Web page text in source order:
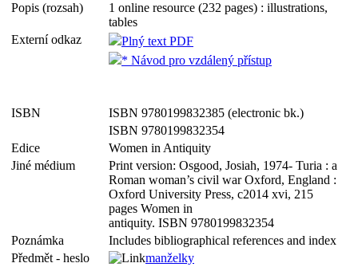
Popis (rozsah)
1 online resource (232 pages) : illustrations,
tables
Externí odkaz
Plný text PDF
* Návod pro vzdálený přístup
ISBN
ISBN 9780199832385 (electronic bk.)
ISBN 9780199832354
Edice
Women in Antiquity
Jiné médium
Print version: Osgood, Josiah, 1974- Turia : a
Roman woman’s civil war Oxford, England :
Oxford University Press, c2014 xvi, 215
pages Women in
antiquity. ISBN 9780199832354
Poznámka
Includes bibliographical references and index
Předmět - heslo
manželky